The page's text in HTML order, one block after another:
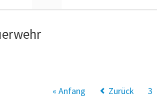
überspringen
« Anfang Zurück 3